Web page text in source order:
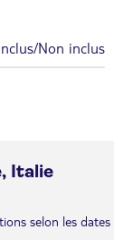
Non inclus
Italie
selon les